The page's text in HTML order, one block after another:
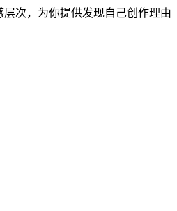
次，为你提供发现自己创作理由